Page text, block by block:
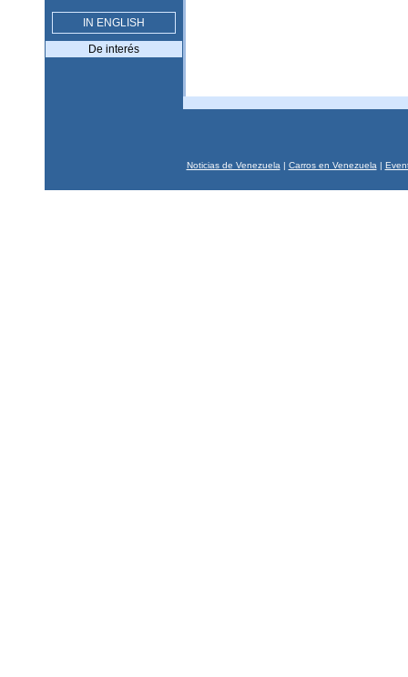
IN ENGLISH
De interés
Noticias de Venezuela | Carros en Venezuela |